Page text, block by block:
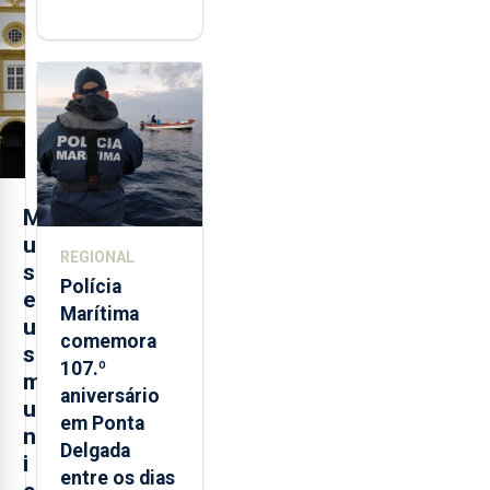
M
u
s
e
u
s
m
u
n
i
contraditória"
sobre
evolução
turística
REGIONAL
Polícia
Marítima
comemora
107.º
aniversário
em Ponta
Delgada
entre os dias